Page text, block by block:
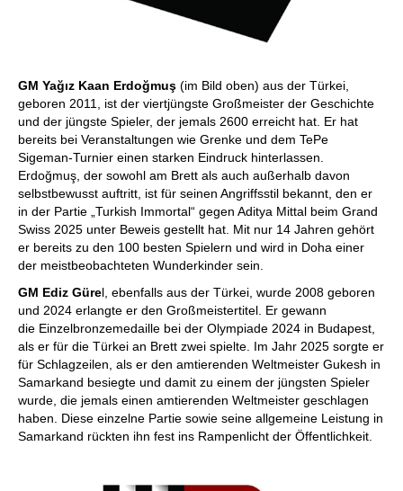
GM Yağız Kaan Erdoğmuş (im Bild oben) aus der Türkei,
geboren 2011, ist der viertjüngste Großmeister der Geschichte
und der jüngste Spieler, der jemals 2600 erreicht hat. Er hat
bereits bei Veranstaltungen wie Grenke und dem TePe
Sigeman-Turnier einen starken Eindruck hinterlassen.
Erdoğmuş, der sowohl am Brett als auch außerhalb davon
selbstbewusst auftritt, ist für seinen Angriffsstil bekannt, den er
in der Partie „Turkish Immortal“ gegen Aditya Mittal beim Grand
Swiss 2025 unter Beweis gestellt hat. Mit nur 14 Jahren gehört
er bereits zu den 100 besten Spielern und wird in Doha einer
der meistbeobachteten Wunderkinder sein.
GM Ediz Gürel, ebenfalls aus der Türkei, wurde 2008 geboren
und 2024 erlangte er den Großmeistertitel. Er gewann
die Einzelbronzemedaille bei der Olympiade 2024 in Budapest,
als er für die Türkei an Brett zwei spielte. Im Jahr 2025 sorgte er
für Schlagzeilen, als er den amtierenden Weltmeister Gukesh in
Samarkand besiegte und damit zu einem der jüngsten Spieler
wurde, die jemals einen amtierenden Weltmeister geschlagen
haben. Diese einzelne Partie sowie seine allgemeine Leistung in
Samarkand rückten ihn fest ins Rampenlicht der Öffentlichkeit.